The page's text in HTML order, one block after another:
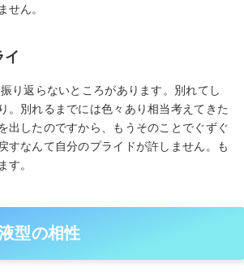
せん。
イ
り返らないところがあります。別れてし
。別れるまでには色々あり相当考えてきた
出したのですから、もうそのことでぐずぐ
すなんて自分のプライドが許しません。も
す。
型の相性